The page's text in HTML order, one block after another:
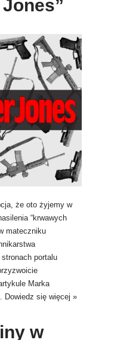
że oto żyjemy w
“krwawych
mateczniku
portalu
Marka
Dowiedz się więcej »
w